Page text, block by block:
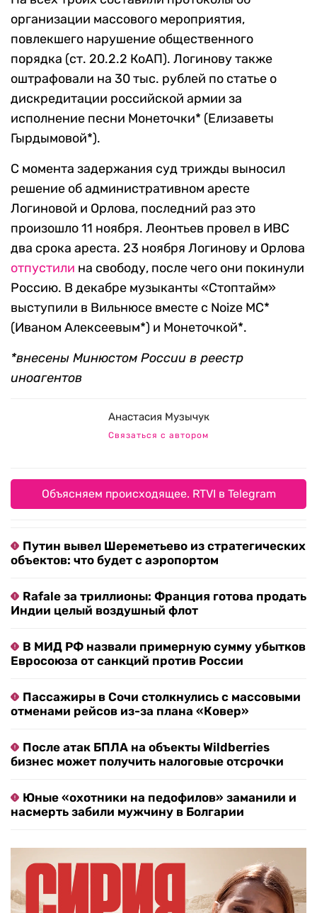
организации массового мероприятия,
повлекшего нарушение общественного
порядка (ст. 20.2.2 КоАП). Логинову также
оштрафовали на 30 тыс. рублей по статье о
дискредитации российской армии за
исполнение песни Монеточки* (Елизаветы
Гырдымовой*).
С момента задержания суд трижды выносил
решение об административном аресте
Логиновой и Орлова, последний раз это
произошло 11 ноября. Леонтьев провел в ИВС
два срока ареста. 23 ноября Логинову и Орлова
отпустили на свободу, после чего они покинули
Россию. В декабре музыканты «Стоптайм»
выступили в Вильнюсе вместе с Noize MC*
(Иваном Алексеевым*) и Монеточкой*.
*внесены Минюстом России в реестр
иноагентов
Анастасия Музычук
Связаться с автором
Объясняем происходящее. RTVI в Telegram
Путин вывел Шереметьево из стратегических
объектов: что будет с аэропортом
Rafale за триллионы: Франция готова продать
Индии целый воздушный флот
В МИД РФ назвали примерную сумму убытков
Евросоюза от санкций против России
Пассажиры в Сочи столкнулись с массовыми
отменами рейсов из-за плана «Ковер»
После атак БПЛА на объекты Wildberries
бизнес может получить налоговые отсрочки
Юные «охотники на педофилов» заманили и
насмерть забили мужчину в Болгарии